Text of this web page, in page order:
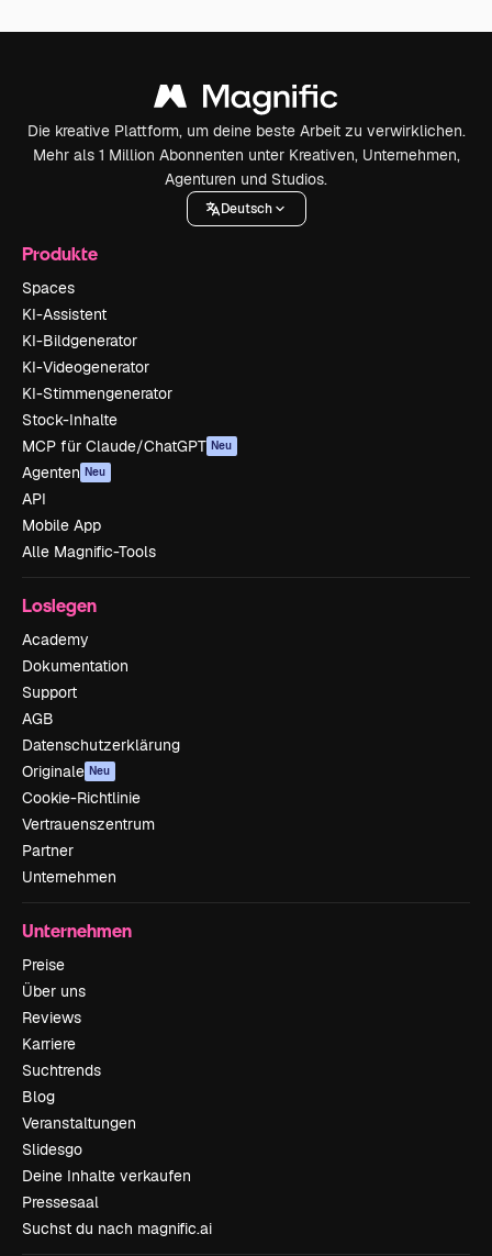
Die kreative Plattform, um deine beste Arbeit zu verwirklichen.
Mehr als 1 Million Abonnenten unter Kreativen, Unternehmen,
Agenturen und Studios.
Deutsch
Produkte
Spaces
KI-Assistent
KI-Bildgenerator
KI-Videogenerator
KI-Stimmengenerator
Stock-Inhalte
MCP für Claude/ChatGPT Neu
Agenten Neu
API
Mobile App
Alle Magnific-Tools
Loslegen
Academy
Dokumentation
Support
AGB
Datenschutzerklärung
Originale Neu
Cookie-Richtlinie
Vertrauenszentrum
Partner
Unternehmen
Unternehmen
Preise
Über uns
Reviews
Karriere
Suchtrends
Blog
Veranstaltungen
Slidesgo
Deine Inhalte verkaufen
Pressesaal
Suchst du nach magnific.ai